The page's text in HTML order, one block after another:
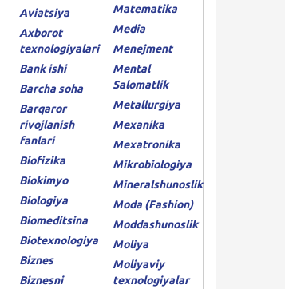
Aviatsiya
Axborot
texnologiyalari
Bank ishi
Barcha soha
Barqaror
rivojlanish
fanlari
Biofizika
Biokimyo
Biologiya
Biomeditsina
Biotexnologiya
Biznes
Biznesni
Matematika
Media
Menejment
Mental
Salomatlik
Metallurgiya
Mexanika
Mexatronika
Mikrobiologiya
Mineralshunoslik
Moda (Fashion)
Moddashunoslik
Moliya
Moliyaviy
texnologiyalar